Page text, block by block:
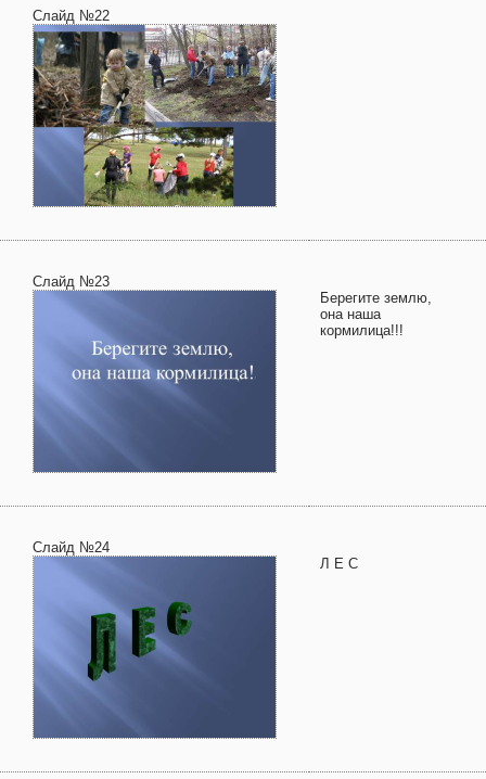
Слайд №22
Слайд №23
Берегите землю,
она наша
кормилица!!!
Слайд №24
Л Е С